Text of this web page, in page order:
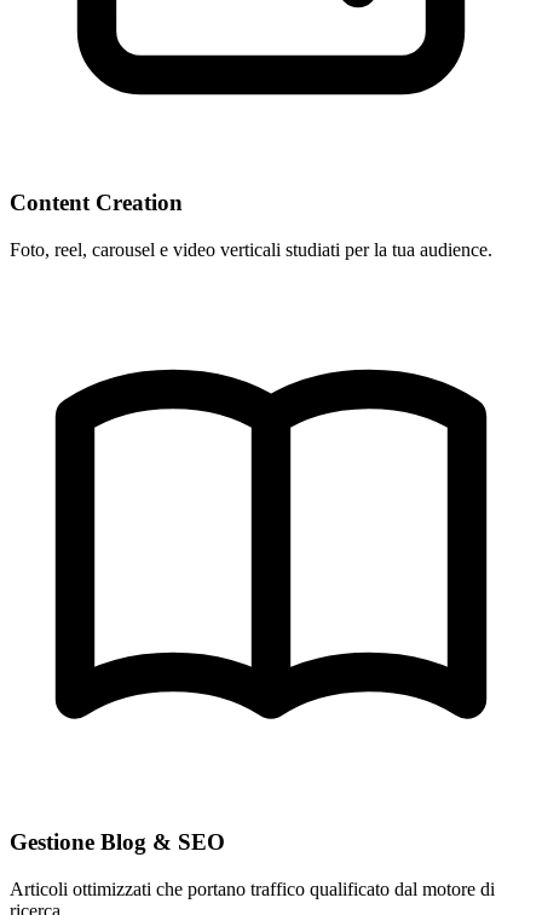
Content Creation
Foto, reel, carousel e video verticali studiati per la tua audience.
Gestione Blog & SEO
Articoli ottimizzati che portano traffico qualificato dal motore di
ricerca.